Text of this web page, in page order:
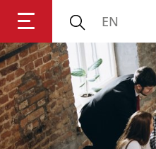
Anmelden Impressum
EN